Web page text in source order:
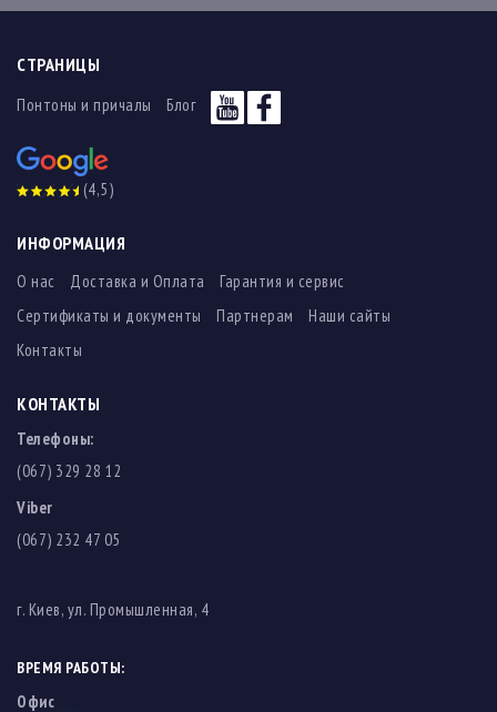
СТРАНИЦЫ
Понтоны и причалы Блог
(4,5)
ИНФОРМАЦИЯ
О нас Доставка и Оплата
Гарантия и сервис
Сертификаты и документы
Партнерам
Наши сайты
Контакты
КОНТАКТЫ
Телефоны:
(067) 329 28 12
Viber
(067) 232 47 05
г. Киев, ул. Промышленная, 4
ВРЕМЯ РАБОТЫ:
Офис